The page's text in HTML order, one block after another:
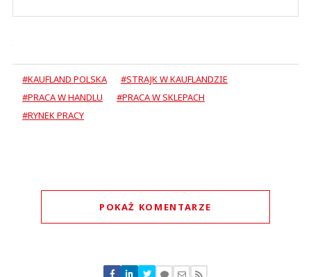
#KAUFLAND POLSKA
#STRAJK W KAUFLANDZIE
#PRACA W HANDLU
#PRACA W SKLEPACH
#RYNEK PRACY
POKAŻ KOMENTARZE